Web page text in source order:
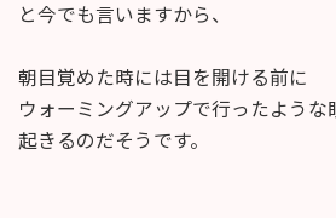
と今でも言いますから、
朝目覚めた時には目を開ける前に
ウォーミングアップで行ったような
起きるのだそうです。